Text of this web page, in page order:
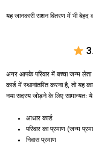
यह जानकारी राशन वितरण में भी बेहद
अगर आपके परिवार में बच्चा जन्म
कार्ड में स्थानांतरित करना है, तो
नया सदस्य जोड़ने के लिए सामान्यतः
आधार कार्ड
परिवार का प्रमाण (जन्म
निवास प्रमाण